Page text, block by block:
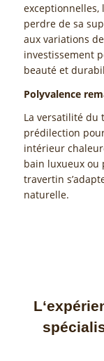
exceptionnelles,
perdre de sa
aux variations
investissement
beauté et
Polyvalence
La versatilité du
prédilection
intérieur
bain luxueux ou
travertin
naturelle.